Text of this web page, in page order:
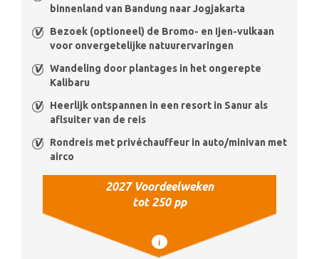
binnenland van Bandung naar Jogjakarta
Bezoek (optioneel) de Bromo- en Ijen-vulkaan
voor onvergetelijke natuurervaringen
Wandeling door plantages in het ongerepte
Kalibaru
Heerlijk ontspannen in een resort in Sanur als
aflsuiter van de reis
Rondreis met privéchauffeur in auto/minivan met
airco
2027 Voordeelweken
tot 250 pp
i